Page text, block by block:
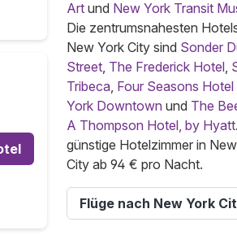
Art und New York Transit
Die zentrumsnahesten
New York City sind Sonder
Street, The Frederick Hotel,
Tribeca, Four Seasons
York Downtown und The
A Thompson Hotel, by Hyatt
günstige Hotelzimmer in
City ab 94 € pro Nacht.
Flüge nach New York